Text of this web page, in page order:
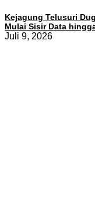
Kejagung Telusuri
Mulai Sisir Data
Juli 9, 2026